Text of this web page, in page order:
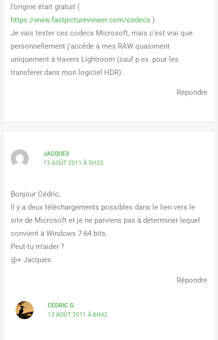
l’origine était gratuit (
https://www.fastpictureviewer.com/codecs ).
Je vais tester ces codecs Microsoft, mais c’est vrai que
personnellement j’accède à mes RAW quasiment
uniquement à travers Lightroom (sauf p.ex. pour les
transférer dans mon logiciel HDR).
Répondre
JACQUES
13 AOÛT 2011 À 5H33
Bonjour Cédric,
Il y a deux téléchargements possibles dans le lien vers le
site de Microsoft et je ne parviens pas à déterminer lequel
convient à Windows 7-64 bits.
Peut-tu m’aider ?
@+ Jacques
Répondre
CÉDRIC G.
13 AOÛT 2011 À 8H42